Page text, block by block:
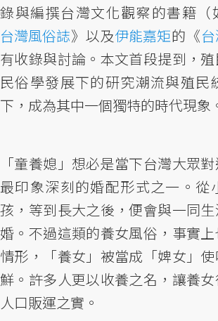
錄與編撰台灣文化觀察的書籍（
台灣風俗誌》以及伊能嘉矩的《
有收錄與討論。本文首段提到，
民俗學發展下的研究潮流與殖民
下，成為其中一個獨特的時代現象
「童養媳」想必是當下台灣大眾
最印象深刻的婚配形式之一。從
孩，等到長大之後，便會與一同
婚。不過這類的養女風俗，事實上
情形，「養女」被當成「婢女」
鮮。許多人更以收養之名，讓養
人口販運之實。